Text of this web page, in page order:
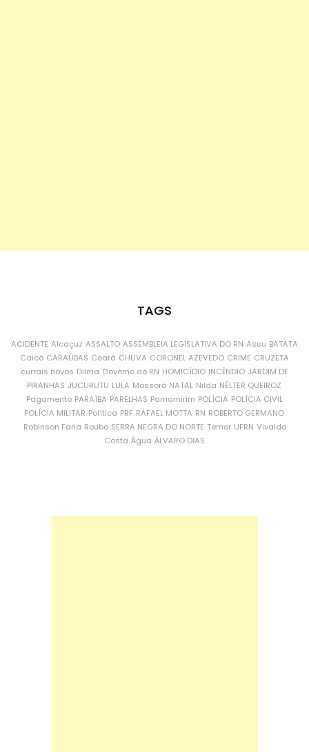
TAGS
ACIDENTE Alcaçuz ASSALTO ASSEMBLEIA LEGISLATIVA DO RN Assu BATATA
Caicó CARAÚBAS Ceará CHUVA CORONEL AZEVEDO CRIME CRUZETA
currais novos Dilma Governo do RN HOMICÍDIO INCÊNDIO JARDIM DE
PIRANHAS JUCURUTU LULA Mossoró NATAL Nilda NÉLTER QUEIROZ
Pagamento PARAÍBA PARELHAS Parnamirim POLÍCIA POLÍCIA CIVIL
POLÍCIA MILITAR Política PRF RAFAEL MOTTA RN ROBERTO GERMANO
Robinson Faria Roubo SERRA NEGRA DO NORTE Temer UFRN Vivaldo
Costa Água ÁLVARO DIAS